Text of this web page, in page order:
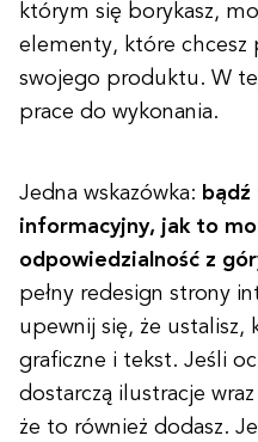
którym się borykasz,
elementy, które
swojego produktu. W
prace do wykonania.
Jedna wskazówka:
informacyjny, jak to
odpowiedzialność z
pełny redesign strony
upewnij się, że ustalisz,
graficzne i tekst. Jeśli
dostarczą ilustracje
że to również dodasz.